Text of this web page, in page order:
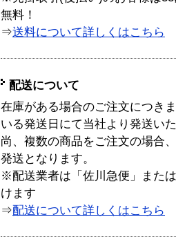
無料！
⇒送料について詳しくはこちら
配送について
在庫がある場合のご注文につき
いる発送日にて当社より発送い
尚、複数の商品をご注文の場合
発送となります。
※配送業者は「佐川急便」また
けます
⇒配送について詳しくはこちら